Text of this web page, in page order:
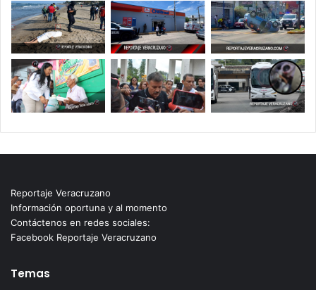
Reportaje Veracruzano
Información oportuna y al momento
Contáctenos en redes sociales:
Facebook Reportaje Veracruzano
Temas